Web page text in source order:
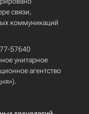
связи,
коммуникаций
57640
унитарное
агентство